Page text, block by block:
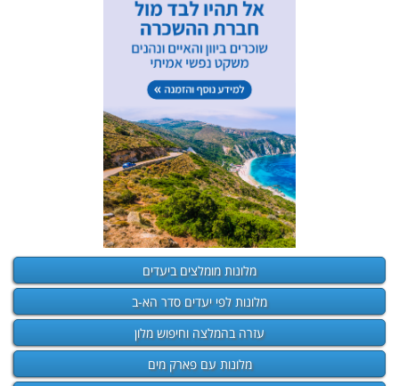
מלונות מומלצים ביעדים
מלונות לפי יעדים סדר הא-ב
עזרה בהמלצה וחיפוש מלון
מלונות עם פארק מים